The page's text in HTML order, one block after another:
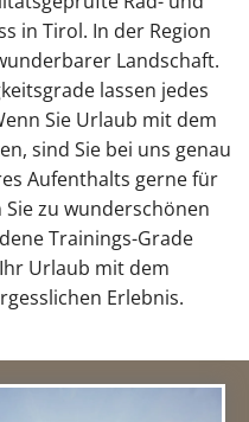
in Tirol. In der Region
Landschaft.
lassen jedes
Sie Urlaub mit dem
sind Sie bei uns genau
Aufenthalts gerne für
zu wunderschönen
Trainings-Grade
Urlaub mit dem
Erlebnis.